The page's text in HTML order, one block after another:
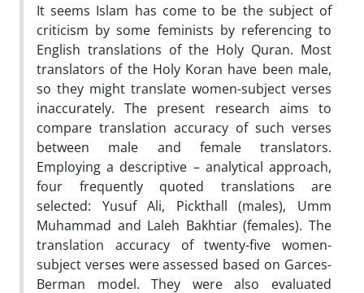
It seems Islam has come to be the subject of
criticism by some feminists by referencing to
English translations of the Holy Quran. Most
translators of the Holy Koran have been male,
so they might translate women-subject verses
inaccurately. The present research aims to
compare translation accuracy of such verses
between male and female translators.
Employing a descriptive – analytical approach,
four frequently quoted translations are
selected: Yusuf Ali, Pickthall (males), Umm
Muhammad and Laleh Bakhtiar (females). The
translation accuracy of twenty-five women-
subject verses were assessed based on Garces-
Berman model. They were also evaluated